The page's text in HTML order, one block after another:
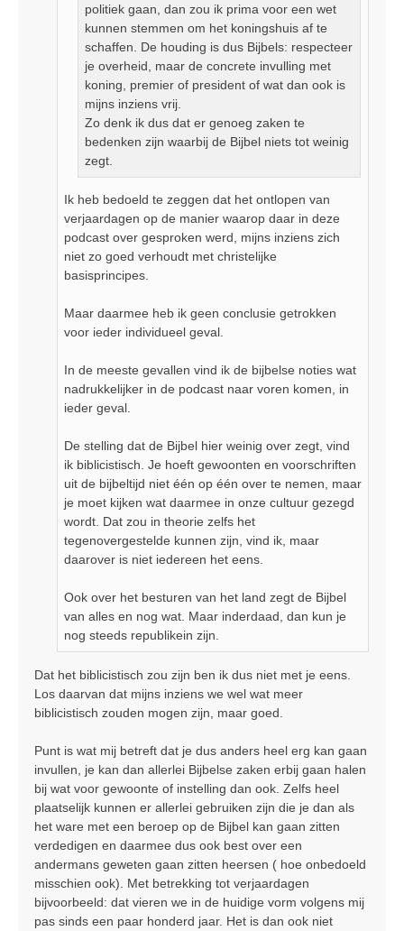
politiek gaan, dan zou ik prima voor een wet
kunnen stemmen om het koningshuis af te
schaffen. De houding is dus Bijbels: respecteer
je overheid, maar de concrete invulling met
koning, premier of president of wat dan ook is
mijns inziens vrij.
Zo denk ik dus dat er genoeg zaken te
bedenken zijn waarbij de Bijbel niets tot weinig
zegt.
Ik heb bedoeld te zeggen dat het ontlopen van
verjaardagen op de manier waarop daar in deze
podcast over gesproken werd, mijns inziens zich
niet zo goed verhoudt met christelijke
basisprincipes.
Maar daarmee heb ik geen conclusie getrokken
voor ieder individueel geval.
In de meeste gevallen vind ik de bijbelse noties wat
nadrukkelijker in de podcast naar voren komen, in
ieder geval.
De stelling dat de Bijbel hier weinig over zegt, vind
ik biblicistisch. Je hoeft gewoonten en voorschriften
uit de bijbeltijd niet één op één over te nemen, maar
je moet kijken wat daarmee in onze cultuur gezegd
wordt. Dat zou in theorie zelfs het
tegenovergestelde kunnen zijn, vind ik, maar
daarover is niet iedereen het eens.
Ook over het besturen van het land zegt de Bijbel
van alles en nog wat. Maar inderdaad, dan kun je
nog steeds republikein zijn.
Dat het biblicistisch zou zijn ben ik dus niet met je eens.
Los daarvan dat mijns inziens we wel wat meer
biblicistisch zouden mogen zijn, maar goed.
Punt is wat mij betreft dat je dus anders heel erg kan gaan
invullen, je kan dan allerlei Bijbelse zaken erbij gaan halen
bij wat voor gewoonte of instelling dan ook. Zelfs heel
plaatselijk kunnen er allerlei gebruiken zijn die je dan als
het ware met een beroep op de Bijbel kan gaan zitten
verdedigen en daarmee dus ook best over een
andermans geweten gaan zitten heersen ( hoe onbedoeld
misschien ook). Met betrekking tot verjaardagen
bijvoorbeeld: dat vieren we in de huidige vorm volgens mij
pas sinds een paar honderd jaar. Het is dan ook niet